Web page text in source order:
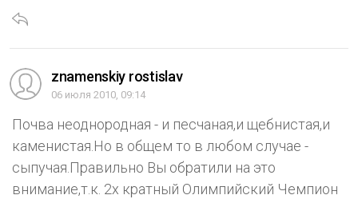
znamenskiy rostislav
06 июля 2010, 09:14
Почва неоднородная - и песчаная,и щебнистая,и
каменистая.Но в общем то в любом случае -
сыпучая.Правильно Вы обратили на это
внимание,т.к. 2х кратный Олимпийский Чемпион